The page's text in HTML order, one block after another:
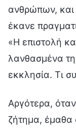
ανθρώπων, και
έκανε
«Η επιστολή
λανθασμένα
εκκλησία. Τι
Αργότερα,
ζήτημα, έμαθα